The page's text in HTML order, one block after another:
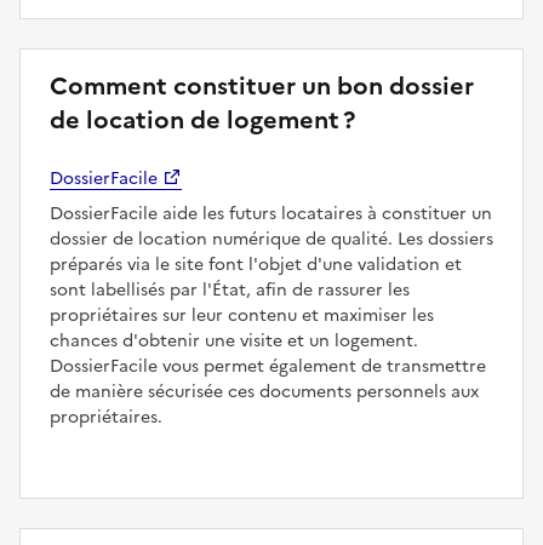
Comment constituer un bon dossier
de location de logement ?
DossierFacile
DossierFacile aide les futurs locataires à constituer un
dossier de location numérique de qualité. Les dossiers
préparés via le site font l'objet d'une validation et
sont labellisés par l'État, afin de rassurer les
propriétaires sur leur contenu et maximiser les
chances d'obtenir une visite et un logement.
DossierFacile vous permet également de transmettre
de manière sécurisée ces documents personnels aux
propriétaires.